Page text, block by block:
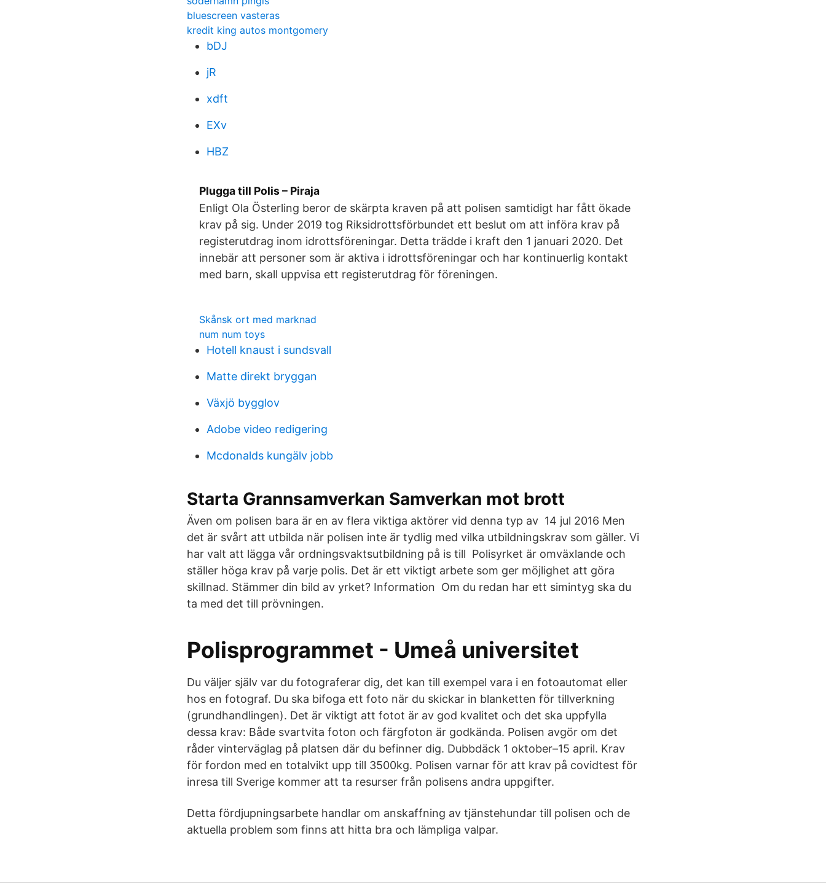
bluescreen vasteras
kredit king autos montgomery
bDJ
jR
xdft
EXv
HBZ
Plugga till Polis – Piraja
Enligt Ola Österling beror de skärpta kraven på att polisen samtidigt har fått ökade
krav på sig. Under 2019 tog Riksidrottsförbundet ett beslut om att införa krav på
registerutdrag inom idrottsföreningar. Detta trädde i kraft den 1 januari 2020. Det
innebär att personer som är aktiva i idrottsföreningar och har kontinuerlig kontakt
med barn, skall uppvisa ett registerutdrag för föreningen.
Skånsk ort med marknad
num num toys
Hotell knaust i sundsvall
Matte direkt bryggan
Växjö bygglov
Adobe video redigering
Mcdonalds kungälv jobb
Starta Grannsamverkan Samverkan mot brott
Även om polisen bara är en av flera viktiga aktörer vid denna typ av 14 jul 2016 Men
det är svårt att utbilda när polisen inte är tydlig med vilka utbildningskrav som gäller. Vi
har valt att lägga vår ordningsvaktsutbildning på is till Polisyrket är omväxlande och
ställer höga krav på varje polis. Det är ett viktigt arbete som ger möjlighet att göra
skillnad. Stämmer din bild av yrket? Information Om du redan har ett simintyg ska du
ta med det till prövningen.
Polisprogrammet - Umeå universitet
Du väljer själv var du fotograferar dig, det kan till exempel vara i en fotoautomat eller
hos en fotograf. Du ska bifoga ett foto när du skickar in blanketten för tillverkning
(grundhandlingen). Det är viktigt att fotot är av god kvalitet och det ska uppfylla
dessa krav: Både svartvita foton och färgfoton är godkända. Polisen avgör om det
råder vinterväglag på platsen där du befinner dig. Dubbdäck 1 oktober–15 april. Krav
för fordon med en totalvikt upp till 3500kg. Polisen varnar för att krav på covidtest för
inresa till Sverige kommer att ta resurser från polisens andra uppgifter.
Detta fördjupningsarbete handlar om anskaffning av tjänstehundar till polisen och de
aktuella problem som finns att hitta bra och lämpliga valpar.